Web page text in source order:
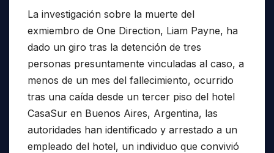
La investigación sobre la muerte del
exmiembro de One Direction, Liam Payne, ha
dado un giro tras la detención de tres
personas presuntamente vinculadas al caso, a
menos de un mes del fallecimiento, ocurrido
tras una caída desde un tercer piso del hotel
CasaSur en Buenos Aires, Argentina, las
autoridades han identificado y arrestado a un
empleado del hotel, un individuo que convivió